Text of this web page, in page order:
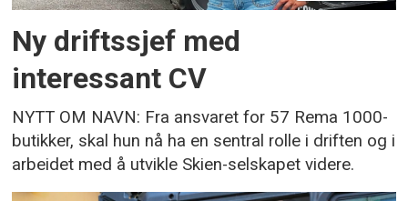
Ny driftssjef med
interessant CV
NYTT OM NAVN: Fra ansvaret for 57 Rema 1000-
butikker, skal hun nå ha en sentral rolle i driften og i
arbeidet med å utvikle Skien-selskapet videre.